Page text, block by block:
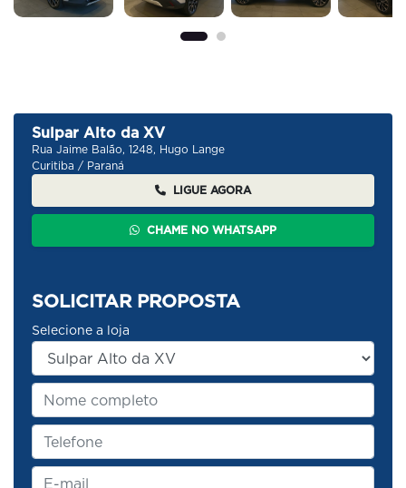
Sulpar Alto da XV
Rua Jaime Balão, 1248, Hugo Lange
Curitiba / Paraná
LIGUE AGORA
CHAME NO WHATSAPP
SOLICITAR PROPOSTA
Selecione a loja